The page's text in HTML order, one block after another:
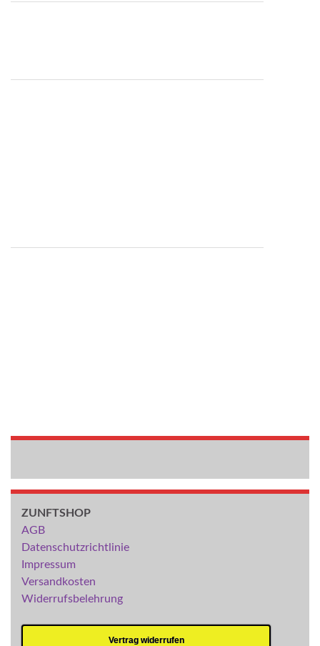
ZUNFTSHOP
AGB
Datenschutzrichtlinie
Impressum
Versandkosten
Widerrufsbelehrung
Vertrag widerrufen